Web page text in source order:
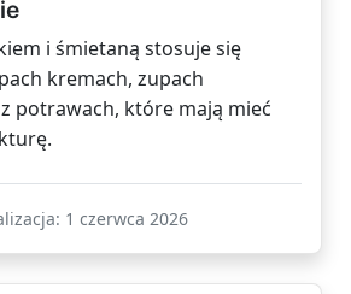
i śmietaną stosuje się
kremach, zupach
potrawach, które mają mieć
1 czerwca 2026